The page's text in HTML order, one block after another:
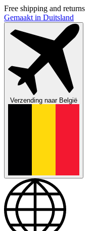
Free shipping and returns
Gemaakt in Duitsland
Verzending naarBelgië